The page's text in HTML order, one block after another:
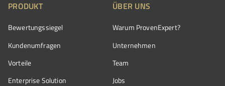
PRODUKT
Bewertungssiegel
Kundenumfragen
Vorteile
Enterprise Solution
ÜBER UNS
Warum ProvenExpert?
Unternehmen
Team
Jobs